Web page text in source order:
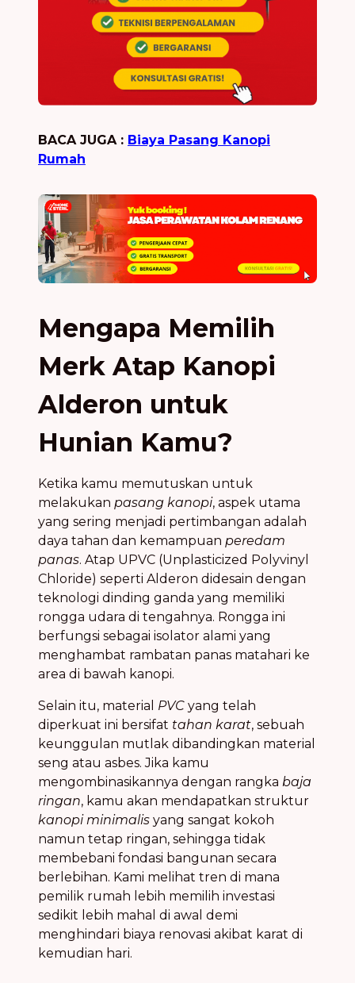
BACA JUGA : Biaya Pasang Kanopi
Rumah
Mengapa Memilih
Merk Atap Kanopi
Alderon untuk
Hunian Kamu?
Ketika kamu memutuskan untuk
melakukan pasang kanopi, aspek utama
yang sering menjadi pertimbangan adalah
daya tahan dan kemampuan peredam
panas. Atap UPVC (Unplasticized Polyvinyl
Chloride) seperti Alderon didesain dengan
teknologi dinding ganda yang memiliki
rongga udara di tengahnya. Rongga ini
berfungsi sebagai isolator alami yang
menghambat rambatan panas matahari ke
area di bawah kanopi.
Selain itu, material PVC yang telah
diperkuat ini bersifat tahan karat, sebuah
keunggulan mutlak dibandingkan material
seng atau asbes. Jika kamu
mengombinasikannya dengan rangka baja
ringan, kamu akan mendapatkan struktur
kanopi minimalis yang sangat kokoh
namun tetap ringan, sehingga tidak
membebani fondasi bangunan secara
berlebihan. Kami melihat tren di mana
pemilik rumah lebih memilih investasi
sedikit lebih mahal di awal demi
menghindari biaya renovasi akibat karat di
kemudian hari.